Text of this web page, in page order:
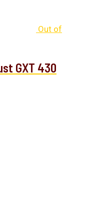
Out of
GXT 430